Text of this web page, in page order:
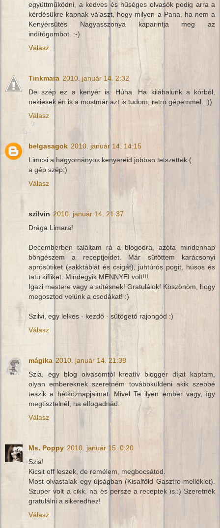
együttműködni, a kedves és hűséges olvasók pedig arra a
kérdésükre kapnak választ, hogy milyen a Pana, ha nem a
Kenyérsütés Nagyasszonya kaparintja meg az
indítógombot. :-)
Válasz
Tinkmara 2010. január 14. 2:32
De szép ez a kenyér is. Húha. Ha kilábalunk a kórból,
nekiesek én is a mostmár azt is tudom, retro gépemmel. :))
Válasz
belgasagok 2010. január 14. 14:15
Limcsi a hagyományos kenyereid jobban tetszettek:(
a gép szép:)
Válasz
szilvin 2010. január 14. 21:37
Drága Limara!
Decemberben találtam rá a blogodra, azóta mindennap
böngészem a receptjeidet. Már sütöttem karácsonyi
aprósütiket (sakktáblát és csigát), juhtúrós pogit, húsos és
tatu kifliket. Mindegyik MENNYEI volt!!!
Igazi mestere vagy a sütésnek! Gratulálok! Köszönöm, hogy
megosztod velünk a csodákat! :)
Szilvi, egy lelkes - kezdő - sütögető rajongód :)
Válasz
mágika 2010. január 14. 21:38
Szia, egy blog olvasómtól kreatív blogger díjat kaptam,
olyan embereknek szeretném továbbküldeni akik szebbé
teszik a hétköznapjaimat. Mivel Te ilyen ember vagy, így
megtisztelnél, ha elfogadnád.
Válasz
Ms. Poppy 2010. január 15. 0:20
Szia!
Kicsit off leszek, de remélem, megbocsátod.
Most olvastalak egy újságban (Kisalföld Gasztro melléklet).
Szuper volt a cikk, na és persze a receptek is.:) Szeretnék
gratulálni a sikeredhez!
Válasz